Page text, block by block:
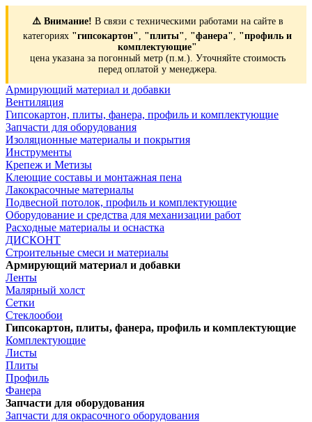
⚠️ Внимание! В связи с техническими работами на сайте в
категориях "гипсокартон", "плиты", "фанера", "профиль и
комплектующие"
цена указана за погонный метр (п.м.). Уточняйте стоимость
перед оплатой у менеджера.
Армирующий материал и добавки
Вентиляция
Гипсокартон, плиты, фанера, профиль и комплектующие
Запчасти для оборудования
Изоляционные материалы и покрытия
Инструменты
Крепеж и Метизы
Клеющие составы и монтажная пена
Лакокрасочные материалы
Подвесной потолок, профиль и комплектующие
Оборудование и средства для механизации работ
Расходные материалы и оснастка
ДИСКОНТ
Строительные смеси и материалы
Армирующий материал и добавки
Ленты
Малярный холст
Сетки
Стеклообои
Гипсокартон, плиты, фанера, профиль и комплектующие
Комплектующие
Листы
Плиты
Профиль
Фанера
Запчасти для оборудования
Запчасти для окрасочного оборудования